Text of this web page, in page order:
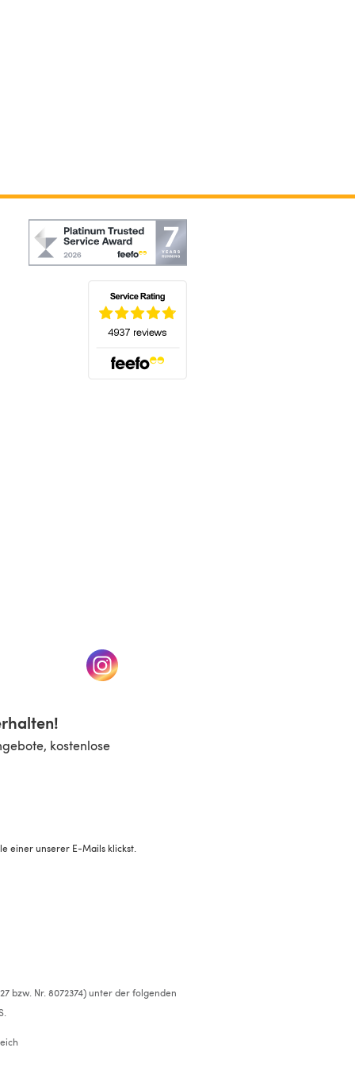
neuen Tab)(öffnet sich in einem neuen Tab)
kostenlose
einer unserer E-Mails klickst.
bzw. Nr. 8072374) unter der folgenden